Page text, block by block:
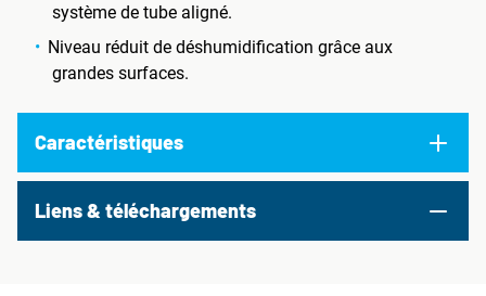
système de tube aligné.
Niveau réduit de déshumidification grâce aux
grandes surfaces.
Caractéristiques
Liens & téléchargements